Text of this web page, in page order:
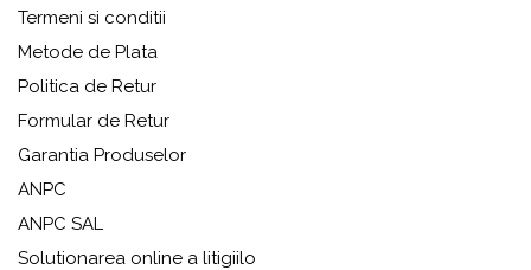
Termeni si conditii
Metode de Plata
Politica de Retur
Formular de Retur
Garantia Produselor
ANPC
ANPC SAL
Solutionarea online a litigiilo